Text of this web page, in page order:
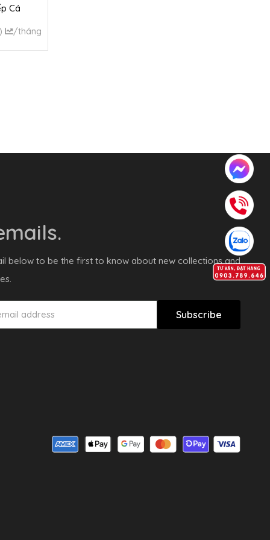
Cá
/tháng
below to be the first to know about new collections and
Subscribe